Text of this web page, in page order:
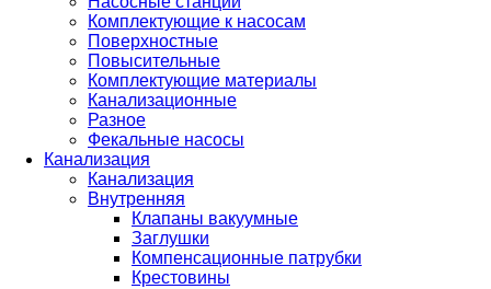
Комплектующие к насосам
Поверхностные
Повысительные
Комплектующие материалы
Канализационные
Разное
Фекальные насосы
Канализация
Канализация
Внутренняя
Клапаны вакуумные
Заглушки
Компенсационные патрубки
Крестовины